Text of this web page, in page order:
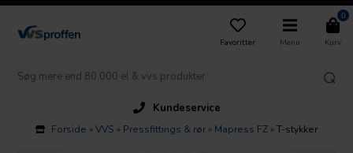
Favoritter Menu
0
Kurv
Kundeservice
Forside »VVS » Pressfittings & rør» Mapress FZ»T-stykker